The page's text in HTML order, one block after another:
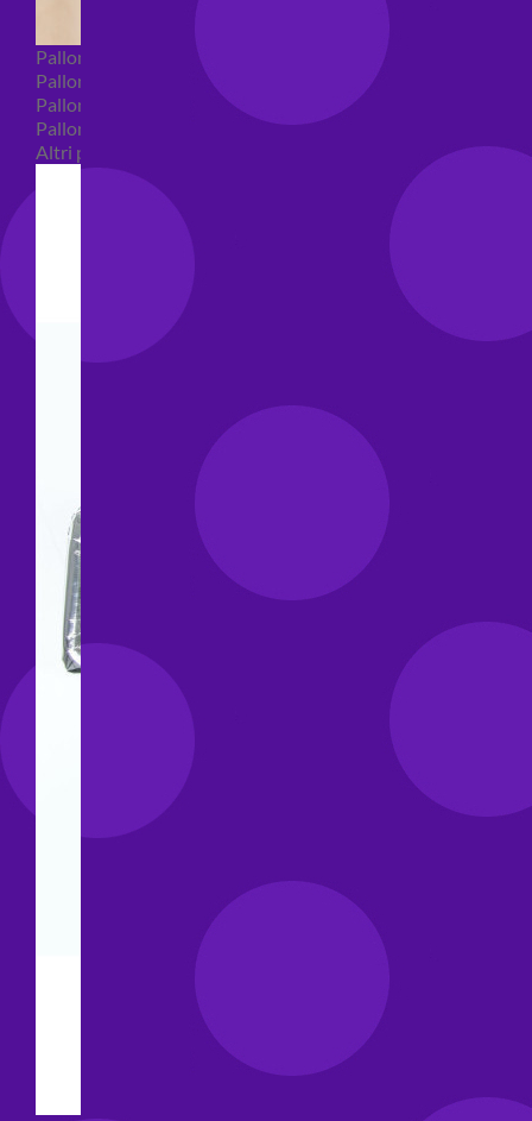
Palloncini Bubble
Palloncini numeri e lettere
Palloncini numeri e lettere piccoli
Palloncini numeri e lettere grandi
Altri palloncini numeri e lettere